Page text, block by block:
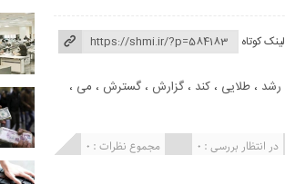
لینک کوتاه
رشد ،طلایی ،کند ،گزارش ،گسترش ، می ،
مجموع نظرات : 0 در انتظار بررسی : 0